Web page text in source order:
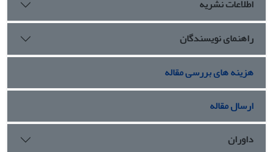
اطلاعات نشریه
راهنمای نویسندگان
هزینه های بررسی مقاله
ارسال مقاله
داوران